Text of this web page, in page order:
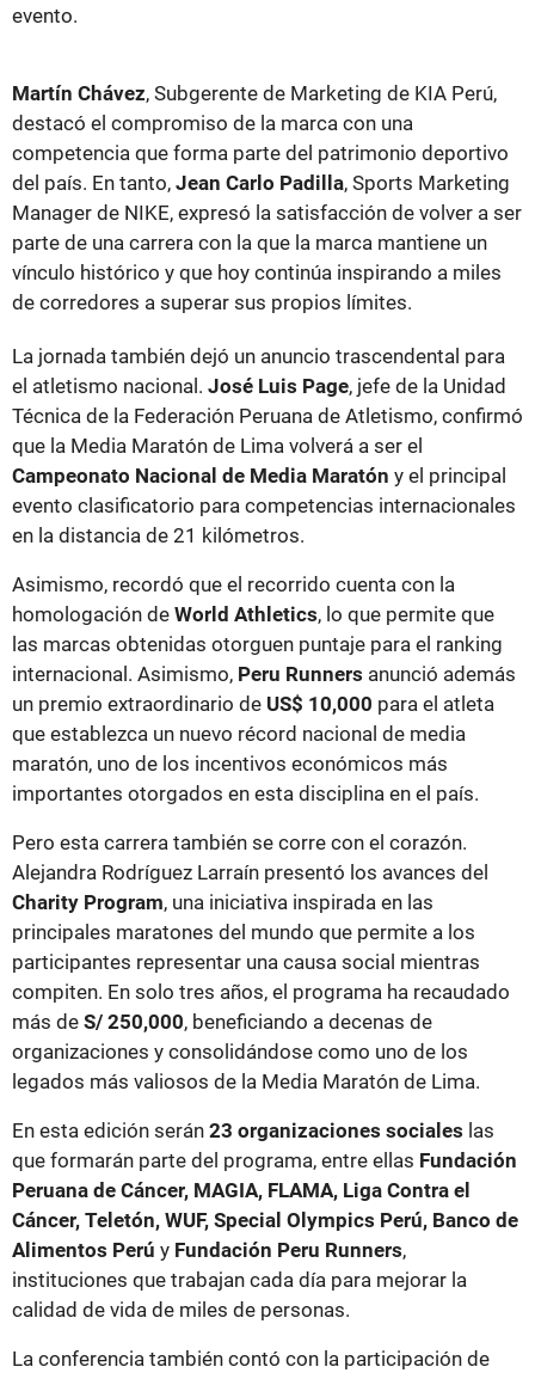
evento.
Martín Chávez, Subgerente de Marketing de KIA Perú,
destacó el compromiso de la marca con una
competencia que forma parte del patrimonio deportivo
del país. En tanto, Jean Carlo Padilla, Sports Marketing
Manager de NIKE, expresó la satisfacción de volver a ser
parte de una carrera con la que la marca mantiene un
vínculo histórico y que hoy continúa inspirando a miles
de corredores a superar sus propios límites.
La jornada también dejó un anuncio trascendental para
el atletismo nacional. José Luis Page, jefe de la Unidad
Técnica de la Federación Peruana de Atletismo, confirmó
que la Media Maratón de Lima volverá a ser el
Campeonato Nacional de Media Maratón y el principal
evento clasificatorio para competencias internacionales
en la distancia de 21 kilómetros.
Asimismo, recordó que el recorrido cuenta con la
homologación de World Athletics, lo que permite que
las marcas obtenidas otorguen puntaje para el ranking
internacional. Asimismo, Peru Runners anunció además
un premio extraordinario de US$ 10,000 para el atleta
que establezca un nuevo récord nacional de media
maratón, uno de los incentivos económicos más
importantes otorgados en esta disciplina en el país.
Pero esta carrera también se corre con el corazón.
Alejandra Rodríguez Larraín presentó los avances del
Charity Program, una iniciativa inspirada en las
principales maratones del mundo que permite a los
participantes representar una causa social mientras
compiten. En solo tres años, el programa ha recaudado
más de S/ 250,000, beneficiando a decenas de
organizaciones y consolidándose como uno de los
legados más valiosos de la Media Maratón de Lima.
En esta edición serán 23 organizaciones sociales las
que formarán parte del programa, entre ellas Fundación
Peruana de Cáncer, MAGIA, FLAMA, Liga Contra el
Cáncer, Teletón, WUF, Special Olympics Perú, Banco de
Alimentos Perú y Fundación Peru Runners,
instituciones que trabajan cada día para mejorar la
calidad de vida de miles de personas.
La conferencia también contó con la participación de